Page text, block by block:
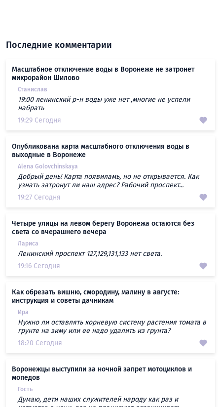
Последние комментарии
Масштабное отключение воды в Воронеже не затронет
микрорайон Шилово
Станислав
19:00 ленинский р-н воды уже нет ,многие не успели
набрать
19:29 Сегодня
Опубликована карта масштабного отключения воды в
выходные в Воронеже
Alena Golovchinskaya
Добрый день! Карта появиламь, но не открывается. Как
узнать затронут ли наш адрес? Рабочий проспект...
19:27 Сегодня
Четыре улицы на левом берегу Воронежа остаются без
света со вчерашнего вечера
Лариса
Ленинский проспект 127,129,131,133 нет света.
19:16 Сегодня
Как обрезать вишню, смородину, малину в августе:
инструкция и советы дачникам
Ира
Нужно ли оставлять корневую систему растения томата в
грунте на зиму или ее надо удалить из грунта?
18:20 Сегодня
Воронежцы выступили за ночной запрет мотоциклов и
мопедов
Гость
Думаю, дети наших служителей народу как раз и